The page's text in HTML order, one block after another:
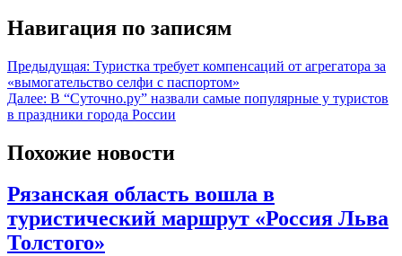
Навигация по записям
Предыдущая: Туристка требует компенсаций от агрегатора за
«вымогательство селфи с паспортом»
Далее: В “Суточно.ру” назвали самые популярные у туристов
в праздники города России
Похожие новости
Рязанская область вошла в
туристический маршрут «Россия Льва
Толстого»